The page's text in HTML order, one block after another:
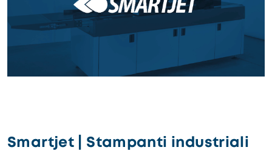
Smartjet | Stampanti industriali